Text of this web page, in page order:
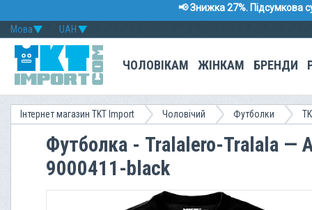
📢 Знижка 27%. Підсумкова
UAH
Мова
ЧОЛОВІКАМ ЖІНКАМ БРЕНДИ
Інтернет магазин TKT Import Чоловічий Футболки
Футболка - Tralalero-Tralala —
9000411-black